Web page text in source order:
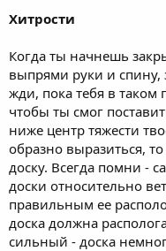
Хитрости
Когда ты начнешь
выпрями руки и спину,
жди, пока тебя в
чтобы ты смог
ниже центр тяжести
образно выразиться,
доску. Всегда помни -
доски относительно
правильным ее
доска должна
сильный - доска